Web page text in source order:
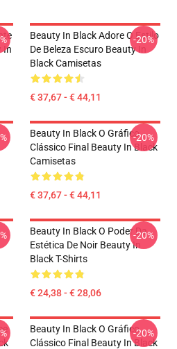
In
Beauty In Black Adore O Estilo
De Beleza Escuro Beauty In
Black Camisetas
€ 37,67 - € 44,11
-20%
Beauty In Black O Gráfico
Clássico Final Beauty In Black
Camisetas
€ 37,67 - € 44,11
-20%
Beauty In Black O Poder Da
Estética De Noir Beauty In
Black T-Shirts
€ 24,38 - € 28,06
-20%
Beauty In Black O Gráfico
Clássico Final Beauty In Black
-20%